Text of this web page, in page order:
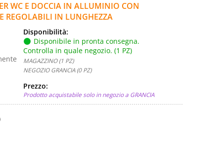
WC E DOCCIA IN ALLUMINIO CON
REGOLABILI IN LUNGHEZZA
Disponibilità:
Disponibile in pronta consegna.
Controlla in quale negozio. (1 PZ)
MAGAZZINO (1 PZ)
NEGOZIO GRANCIA (0 PZ)
Prezzo:
Prodotto acquistabile solo in negozio a GRANCIA